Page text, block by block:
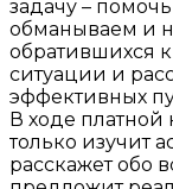
задачу –
обманываем и
обратившихся
ситуации и
эффективных
В ходе платной
только изучит
расскажет обо